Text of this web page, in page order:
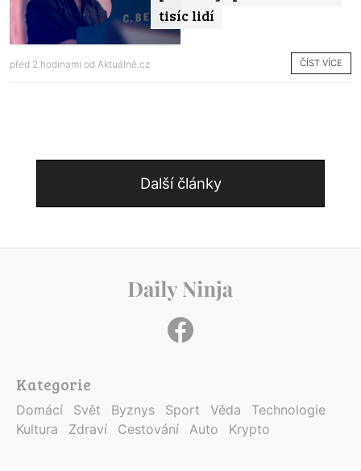
tisíc lidí
před 2 hodinami od Aktuálně.cz ČÍST VÍCE
Další články
Kategorie
Domácí Svět Byznys Sport Věda
Technologie
Kultura
Zdraví Cestování Auto Krypto